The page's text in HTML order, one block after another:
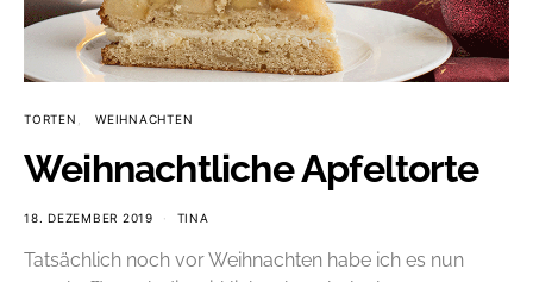
TORTEN WEIHNACHTEN
Weihnachtliche Apfeltorte
18. DEZEMBER 2019 TINA
Tatsächlich noch vor Weihnachten habe ich es nun